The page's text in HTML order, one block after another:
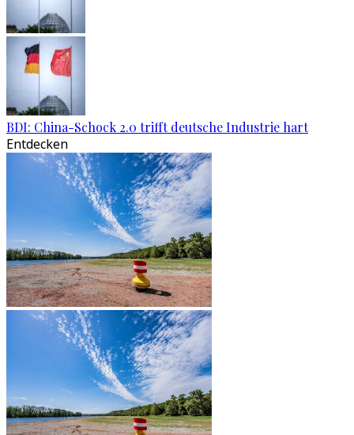
BDI: China-Schock 2.0 trifft deutsche Industrie hart
Entdecken